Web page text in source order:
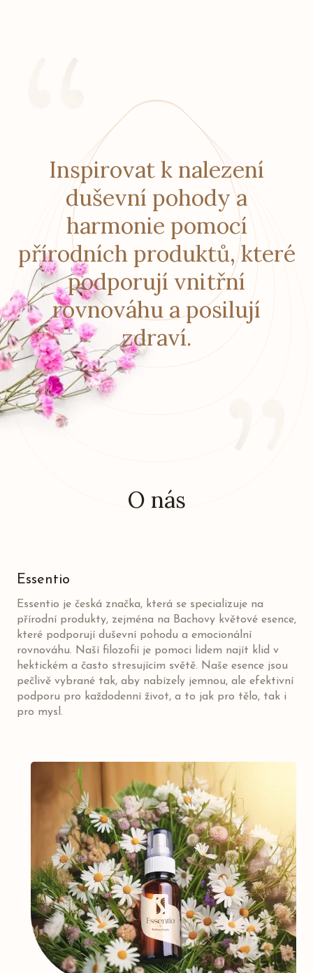
Inspirovat k nalezení
duševní pohody a
harmonie pomocí
přírodních produktů, které
podporují vnitřní
rovnováhu a posilují
zdraví.
O nás
Essentio
Essentio je česká značka, která se specializuje na
přírodní produkty, zejména na Bachovy květové esence,
které podporují duševní pohodu a emocionální
rovnováhu. Naší filozofií je pomoci lidem najít klid v
hektickém a často stresujícím světě. Naše esence jsou
pečlivě vybrané tak, aby nabízely jemnou, ale efektivní
podporu pro každodenní život, a to jak pro tělo, tak i
pro mysl.